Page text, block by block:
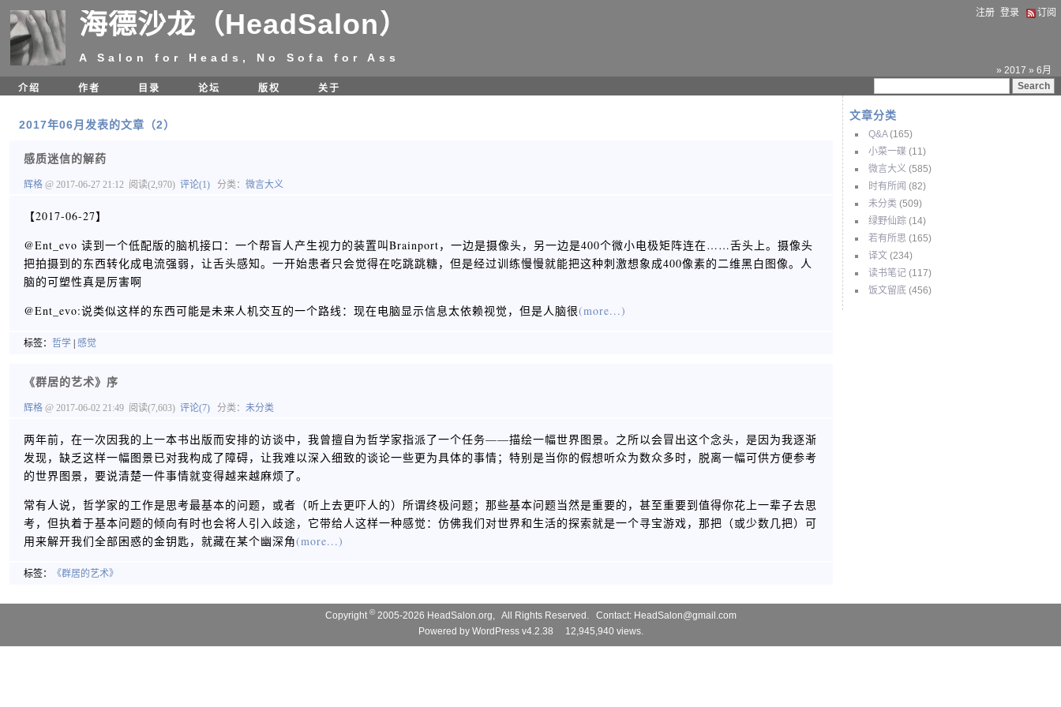
海德沙龙（HeadSalon）
A Salon for Heads, No Sofa for Ass
注册 登录 订阅
» 2017 » 6月
介绍
作者 目录 论坛 版权 关于
文章分类
Q&A(165)
小菜一碟 (11)
微言大义 (585)
时有所闻 (82)
未分类 (509)
绿野仙踪 (14)
若有所思 (165)
译文 (234)
读书笔记 (117)
饭文留底 (456)
2017年06月发表的文章（2）
感质迷信的解药
辉格 @ 2017-06-27 21:12 阅读(2,970) 评论(1) 分类： 微言大义
【2017-06-27】
@Ent_evo 读到一个低配版的脑机接口：一个帮盲人产生视力的装置叫Brainport，一边是摄像头，另一边是400个微小电极矩阵连在……舌头上。摄像头
把拍摄到的东西转化成电流强弱，让舌头感知。一开始患者只会觉得在吃跳跳糖，但是经过训练慢慢就能把这种刺激想象成400像素的二维黑白图像。人
脑的可塑性真是厉害啊 ​​​​
@Ent_evo:说类似这样的东西可能是未来人机交互的一个路线：现在电脑显示信息太依赖视觉，但是人脑很(more...)
标签： 哲学 感觉
《群居的艺术》序
辉格 @ 2017-06-02 21:49 阅读(7,603) 评论(7) 分类： 未分类
两年前，在一次因我的上一本书出版而安排的访谈中，我曾擅自为哲学家指派了一个任务——描绘一幅世界图景。之所以会冒出这个念头，是因为我逐渐
发现，缺乏这样一幅图景已对我构成了障碍，让我难以深入细致的谈论一些更为具体的事情；特别是当你的假想听众为数众多时，脱离一幅可供方便参考
的世界图景，要说清楚一件事情就变得越来越麻烦了。
常有人说，哲学家的工作是思考最基本的问题，或者（听上去更吓人的）所谓终极问题；那些基本问题当然是重要的，甚至重要到值得你花上一辈子去思
考，但执着于基本问题的倾向有时也会将人引入歧途，它带给人这样一种感觉：仿佛我们对世界和生活的探索就是一个寻宝游戏，那把（或少数几把）可
用来解开我们全部困惑的金钥匙，就藏在某个幽深角(more...)
标签： 《群居的艺术》
Copyright© 2005-2026 HeadSalon.org, All Rights Reserved. Contact: HeadSalon@gmail.com
Powered by WordPress v4.2.38 12,945,940 views.